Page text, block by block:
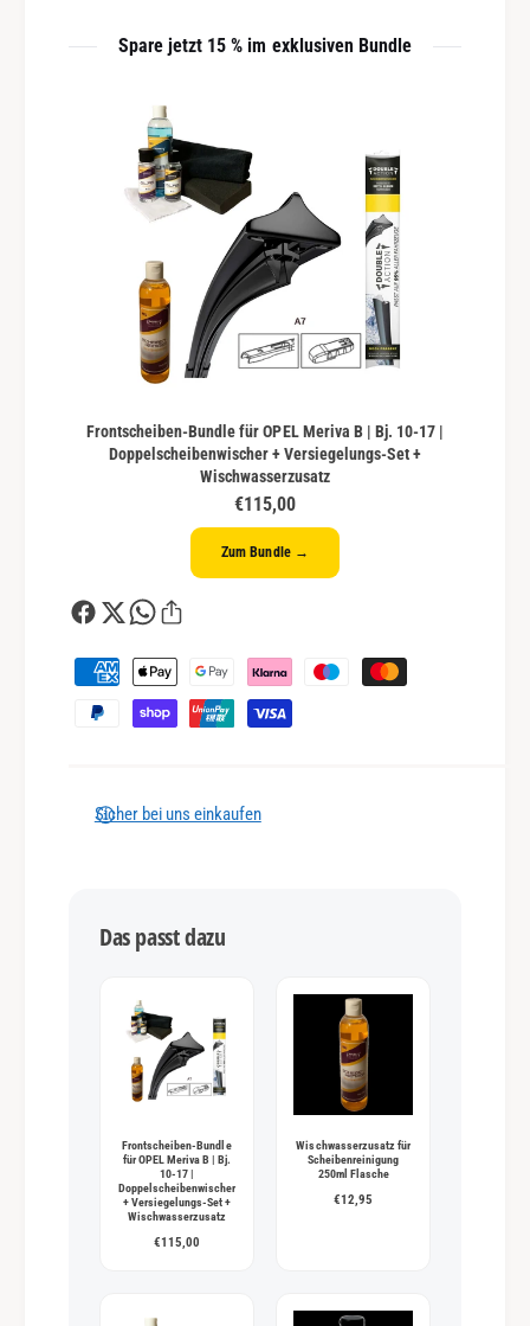
Spare jetzt 15 % im exklusiven Bundle
Frontscheiben-Bundle für OPEL Meriva B | Bj. 10-17 |
Doppelscheibenwischer + Versiegelungs-Set +
Wischwasserzusatz
€115,00
Zum Bundle →
Z
a
Sicher bei uns einkaufen
Das passt dazu
Frontscheiben-Bundle
für OPEL Meriva B | Bj.
10-17 |
Doppelscheibenwischer
+ Versiegelungs-Set +
Wischwasserzusatz
€115,00
Wischwasserzusatz für
Scheibenreinigung
250ml Flasche
€12,95